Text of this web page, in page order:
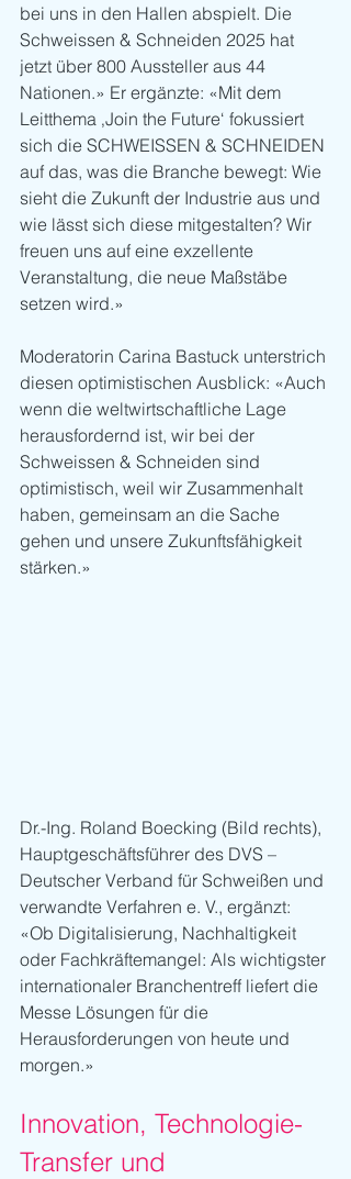
bei uns in den Hallen abspielt. Die
Schweissen & Schneiden 2025 hat
jetzt über 800 Aussteller aus 44
Nationen.» Er ergänzte: «Mit dem
Leitthema ‚Join the Future‘ fokussiert
sich die SCHWEISSEN & SCHNEIDEN
auf das, was die Branche bewegt: Wie
sieht die Zukunft der Industrie aus und
wie lässt sich diese mitgestalten? Wir
freuen uns auf eine exzellente
Veranstaltung, die neue Maßstäbe
setzen wird.»
Moderatorin Carina Bastuck unterstrich
diesen optimistischen Ausblick: «Auch
wenn die weltwirtschaftliche Lage
herausfordernd ist, wir bei der
Schweissen & Schneiden sind
optimistisch, weil wir Zusammenhalt
haben, gemeinsam an die Sache
gehen und unsere Zukunftsfähigkeit
stärken.»
Dr.-Ing. Roland Boecking (Bild rechts),
Hauptgeschäftsführer des DVS –
Deutscher Verband für Schweißen und
verwandte Verfahren e. V., ergänzt:
«Ob Digitalisierung, Nachhaltigkeit
oder Fachkräftemangel: Als wichtigster
internationaler Branchentreff liefert die
Messe Lösungen für die
Herausforderungen von heute und
morgen.»
Innovation, Technologie-
Transfer und